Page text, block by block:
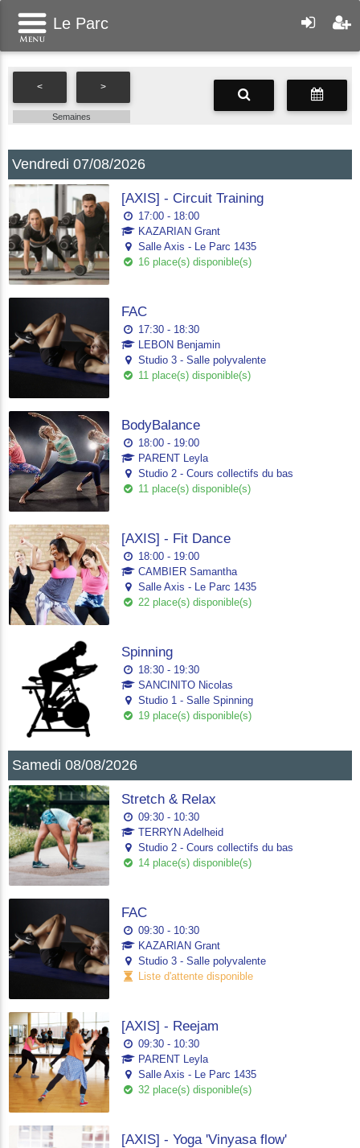
Le Parc
< >
Semaines
Vendredi 07/08/2026
[AXIS] - Circuit Training
17:00 - 18:00
KAZARIAN Grant
Salle Axis - Le Parc 1435
16 place(s) disponible(s)
FAC
17:30 - 18:30
LEBON Benjamin
Studio 3 - Salle polyvalente
11 place(s) disponible(s)
BodyBalance
18:00 - 19:00
PARENT Leyla
Studio 2 - Cours collectifs du bas
11 place(s) disponible(s)
[AXIS] - Fit Dance
18:00 - 19:00
CAMBIER Samantha
Salle Axis - Le Parc 1435
22 place(s) disponible(s)
Spinning
18:30 - 19:30
SANCINITO Nicolas
Studio 1 - Salle Spinning
19 place(s) disponible(s)
Samedi 08/08/2026
Stretch & Relax
09:30 - 10:30
TERRYN Adelheid
Studio 2 - Cours collectifs du bas
14 place(s) disponible(s)
FAC
09:30 - 10:30
KAZARIAN Grant
Studio 3 - Salle polyvalente
Liste d'attente disponible
[AXIS] - Reejam
09:30 - 10:30
PARENT Leyla
Salle Axis - Le Parc 1435
32 place(s) disponible(s)
[AXIS] - Yoga 'Vinyasa flow'